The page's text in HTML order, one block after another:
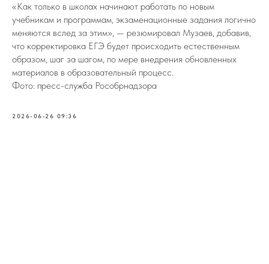
«Как только в школах начинают работать по новым
учебникам и программам, экзаменационные задания логично
меняются вслед за этим», — резюмировал Музаев, добавив,
что корректировка ЕГЭ будет происходить естественным
образом, шаг за шагом, по мере внедрения обновленных
материалов в образовательный процесс.
Фото: пресс-служба Рособрнадзора
2026-06-26 09:36